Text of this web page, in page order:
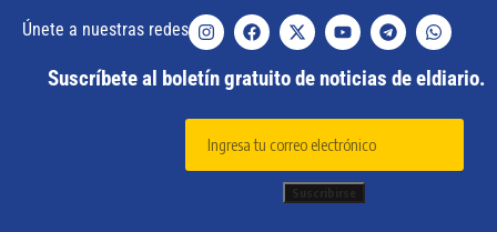
Únete a nuestras redes
Suscríbete al boletín gratuito de noticias de eldiario.